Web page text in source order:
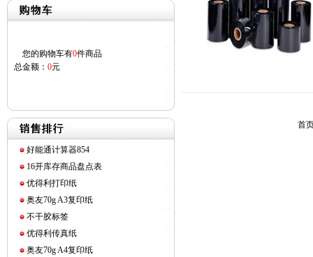
您的购物车有0件商品
总金额： 0元
好能通计算器854
16开库存商品盘点表
优得利打印纸
奥友70g A3复印纸
不干胶标签
优得利传真纸
奥友70g A4复印纸
首